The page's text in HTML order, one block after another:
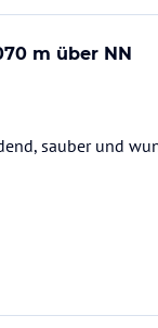
m über NN
sauber und